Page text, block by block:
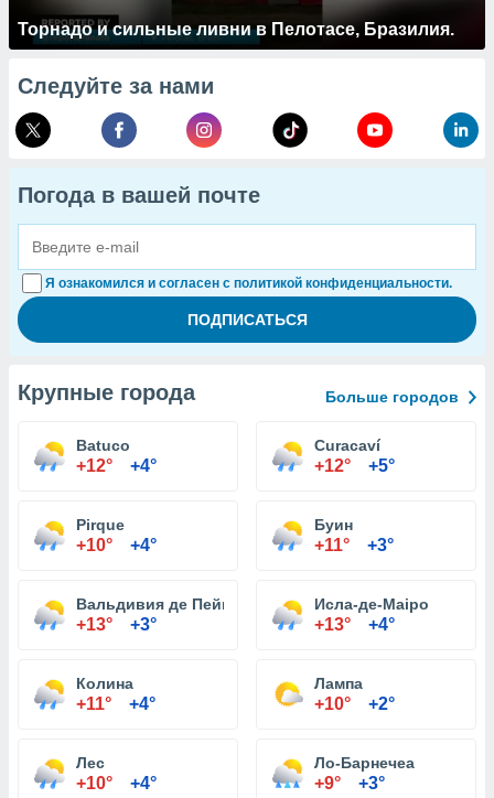
Торнадо и сильные ливни в Пелотасе, Бразилия.
Следуйте за нами
Погода в вашей почте
Я ознакомился и согласен с политикой конфиденциальности.
Крупные города Больше городов
Batuco
+12° +4°
Curacaví
+12° +5°
Pirque
+10° +4°
Буин
+11° +3°
Вальдивия де Пейн
+13° +3°
Исла-де-Maipo
+13° +4°
Колина
+11° +4°
Лампа
+10° +2°
Лес
+10° +4°
Ло-Барнечеа
+9° +3°